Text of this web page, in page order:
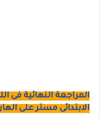
المراجعة النهائية فى
الابتدائى مستر على